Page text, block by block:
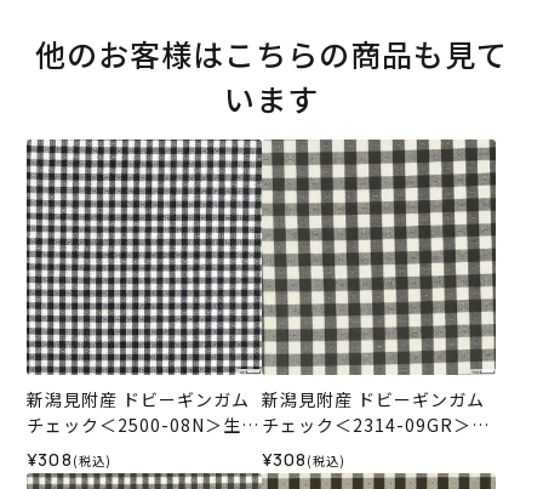
他のお客様はこちらの商品も見て
います
新潟見附産 ドビーギンガム
チェック＜2500-08N＞生地
ホビーラホビーレデザイン
コレクション
¥308 (税込)
新潟見附産 ドビーギンガム
チェック＜2314-09GR＞生
地 ホビーラホビーレデザイ
ンコレクション
¥308 (税込)